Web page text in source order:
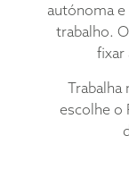
autónoma e
trabalho.
fixar
escolhe o